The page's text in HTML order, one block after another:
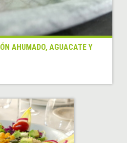
AHUMADO, AGUACATE Y